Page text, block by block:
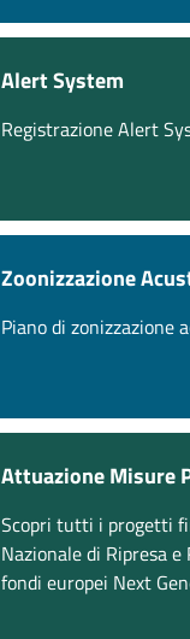
Alert System
Registrazione Alert
Zoonizzazione
Piano di zonizzazione
Attuazione Misure
Scopri tutti i progetti
Nazionale di Ripresa e
fondi europei Next